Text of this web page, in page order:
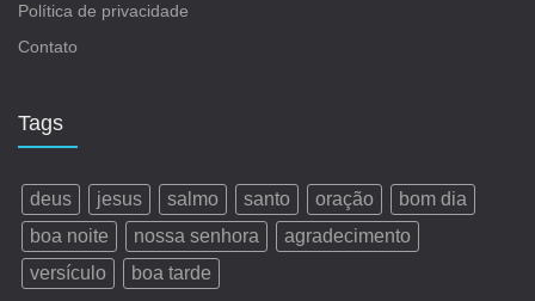
Política de privacidade
Contato
Tags
deus jesus salmo santo oração
bom dia
boa noite
nossa senhora
agradecimento
versículo
boa tarde